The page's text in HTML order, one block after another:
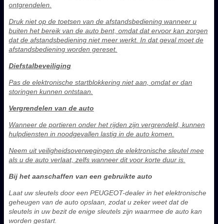
ontgrendelen.
Druk niet op de toetsen van de afstandsbediening wanneer u
buiten het bereik van de auto bent, omdat dat ervoor kan zorgen
dat de afstandsbediening niet meer werkt. In dat geval moet de
afstandsbediening worden gereset.
Diefstalbeveiliging
Pas de elektronische startblokkering niet aan, omdat er dan
storingen kunnen ontstaan.
Vergrendelen van de auto
Wanneer de portieren onder het rijden zijn vergrendeld, kunnen
hulpdiensten in noodgevallen lastig in de auto komen.
Neem uit veiligheidsoverwegingen de elektronische sleutel mee
als u de auto verlaat, zelfs wanneer dit voor korte duur is.
Bij het aanschaffen van een gebruikte auto
Laat uw sleutels door een PEUGEOT-dealer in het elektronische
geheugen van de auto opslaan, zodat u zeker weet dat de
sleutels in uw bezit de enige sleutels zijn waarmee de auto kan
worden gestart.